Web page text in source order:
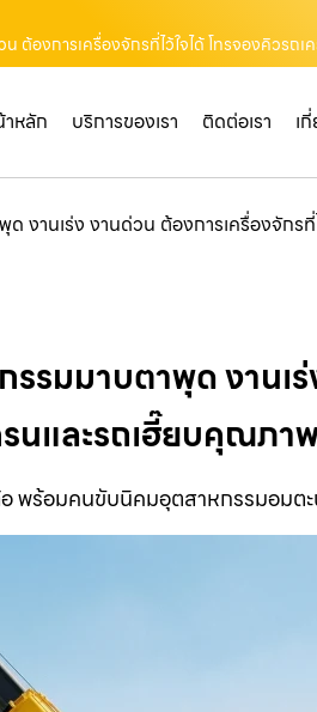
องการเครื่องจักรที่ไว้ใจได้ โทรจองคิวรถเ
หลัก บริการของเรา ติดต่อเรา เ
านเร่ง งานด่วน ต้องการเครื่องจักรที่
รมมาบตาพุด งานเ
รนและรถเฮี๊ยบคุณภา
อ พร้อมคนขับนิคมอุตสาหกรรมอมต